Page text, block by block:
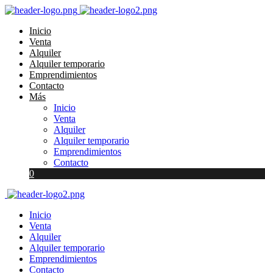
Inicio
Venta
Alquiler
Alquiler temporario
Emprendimientos
Contacto
Más
Inicio
Venta
Alquiler
Alquiler temporario
Emprendimientos
Contacto
0
Inicio
Venta
Alquiler
Alquiler temporario
Emprendimientos
Contacto